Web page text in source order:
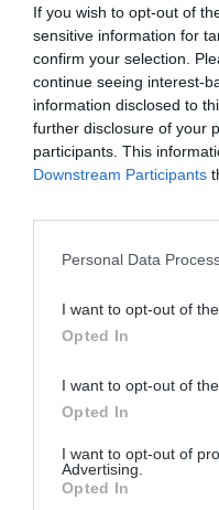
If you wish to opt-out of
sensitive information for
confirm your selection.
continue seeing interest-
information disclosed to
further disclosure of your
participants. This
Downstream Participants
Personal Data
I want to opt-out of
Opted In
I want to opt-out of
Opted In
I want to opt-out of
Advertising.
Opted In